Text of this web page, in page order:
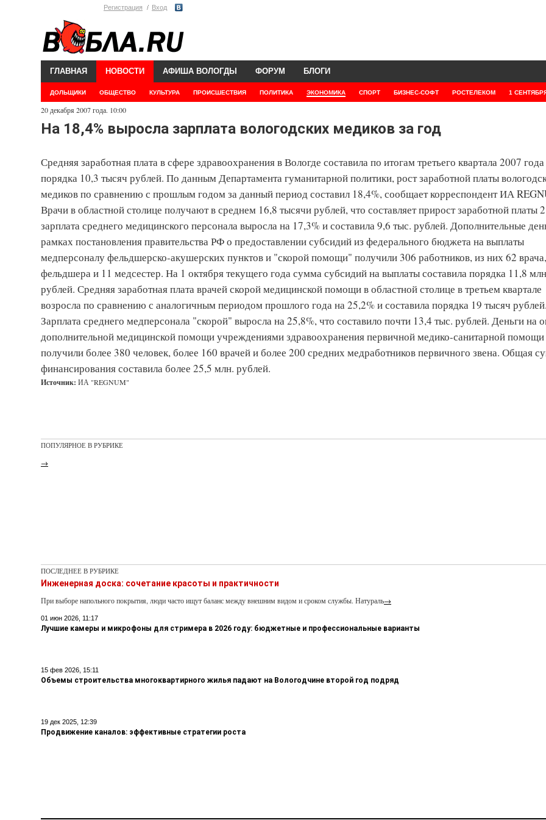
Регистрация Вход
ГЛАВНАЯ НОВОСТИ
ДОЛЬЩИКИ ОБЩЕСТВО КУЛЬТУРА ПРОИСШЕСТВИЯ ПОЛИТИКА ЭКОНОМИКА СПОРТ БИЗНЕС-СОФТ РОСТЕЛЕКОМ 1
АФИША ВОЛОГДЫ ФОРУМ БЛОГИ
20 декабря 2007 года. 10:00
На 18,4% выросла зарплата вологодских медиков за год
Средняя заработная плата в сфере здравоохранения в Вологде составила по итогам третьего квартала 2007 года
порядка 10,3 тысяч рублей. По данным Департамента гуманитарной политики, рост заработной платы
медиков по сравнению с прошлым годом за данный период составил 18,4%, сообщает корреспондент ИА
Врачи в областной столице получают в среднем 16,8 тысячи рублей, что составляет прирост заработной платы
зарплата среднего медицинского персонала выросла на 17,3% и составила 9,6 тыс. рублей. Дополнительные
рамках постановления правительства РФ о предоставлении субсидий из федерального бюджета на выплаты
медперсоналу фельдшерско-акушерских пунктов и "скорой помощи" получили 306 работников, из них 62
фельдшера и 11 медсестер. На 1 октября текущего года сумма субсидий на выплаты составила порядка 11,8
рублей. Средняя заработная плата врачей скорой медицинской помощи в областной столице в третьем квартале
возросла по сравнению с аналогичным периодом прошлого года на 25,2% и составила порядка 19 тысяч рублей.
Зарплата среднего медперсонала "скорой" выросла на 25,8%, что составило почти 13,4 тыс. рублей. Деньги на
дополнительной медицинской помощи учреждениями здравоохранения первичной медико-санитарной помощи
получили более 380 человек, более 160 врачей и более 200 средних медработников первичного звена. Общая
финансирования составила более 25,5 млн. рублей.
Источник: ИА "REGNUM"
ПОПУЛЯРНОЕ В РУБРИКЕ
→
ПОСЛЕДНЕЕ В РУБРИКЕ
Инженерная доска: сочетание красоты и практичности
При выборе напольного покрытия, люди часто ищут баланс между внешним видом и сроком службы. Натураль→
01 июн 2026, 11:17
Лучшие камеры и микрофоны для стримера в 2026 году: бюджетные и профессиональные варианты
15 фев 2026, 15:11
Объемы строительства многоквартирного жилья падают на Вологодчине второй год подряд
19 дек 2025, 12:39
Продвижение каналов: эффективные стратегии роста